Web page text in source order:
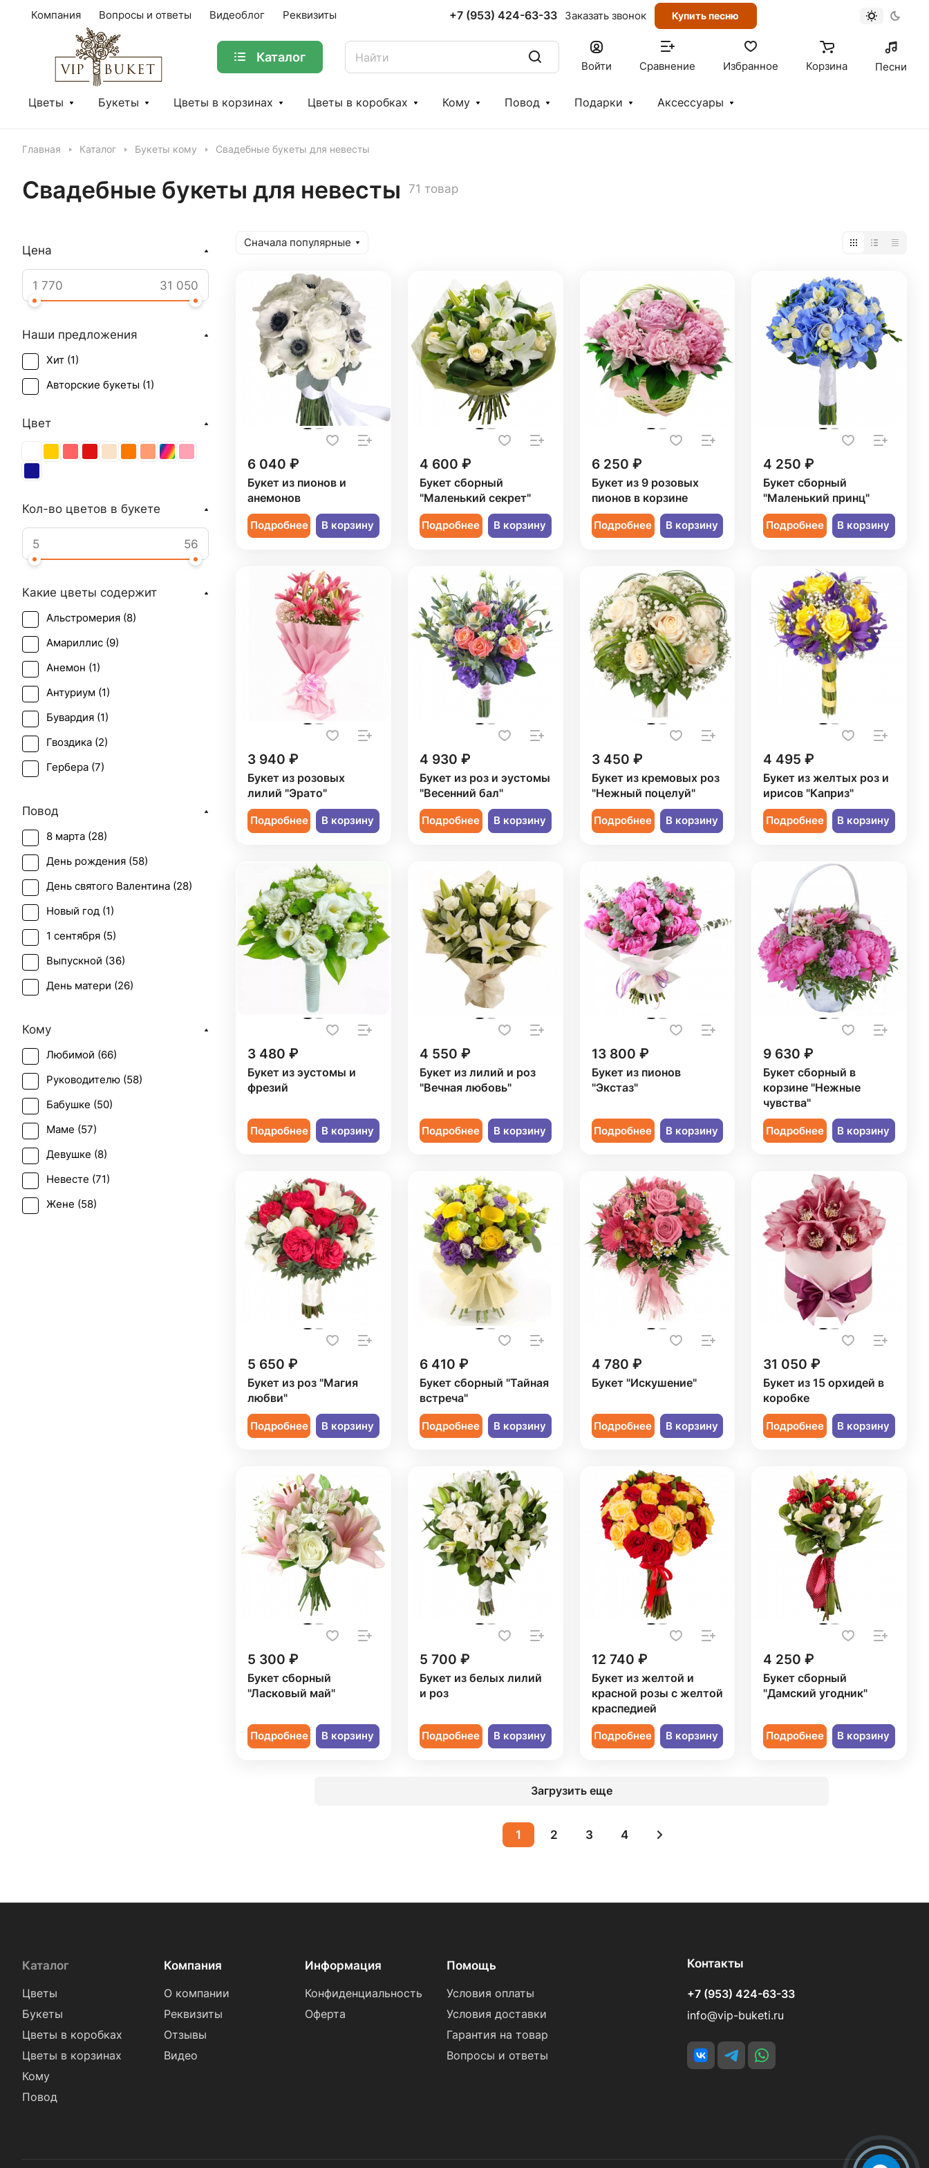
Компания Вопросы и ответы Видеоблог Реквизиты +7 (953) 424-63-33 Заказать звонок Купить песню
Каталог
Войти Сравнение Избранное Корзина Песни
Цветы Букеты Цветы в корзинах Цветы в коробках Кому Повод Подарки Аксессуары
Главная Каталог Букеты кому Свадебные букеты для невесты
Свадебные букеты для невесты 71 товар
Сначала популярные
6 040 ₽
Букет из пионов и
анемонов
Подробнее В корзину
4 600 ₽
Букет сборный
"Маленький секрет"
Подробнее В корзину
6 250 ₽
Букет из 9 розовых
пионов в корзине
Подробнее В корзину
4 250 ₽
Букет сборный
"Маленький принц"
Подробнее В корзину
3 940 ₽
Букет из розовых
лилий "Эрато"
Подробнее В корзину
4 930 ₽
Букет из роз и эустомы
"Весенний бал"
Подробнее В корзину
3 450 ₽
Букет из кремовых роз
"Нежный поцелуй"
Подробнее В корзину
4 495 ₽
Букет из желтых роз и
ирисов "Каприз"
Подробнее В корзину
3 480 ₽
Букет из эустомы и
фрезий
Подробнее В корзину
4 550 ₽
Букет из лилий и роз
"Вечная любовь"
Подробнее В корзину
13 800 ₽
Букет из пионов
"Экстаз"
Подробнее В корзину
9 630 ₽
Букет сборный в
корзине "Нежные
чувства"
Подробнее В корзину
5 650 ₽
Букет из роз "Магия
любви"
Подробнее В корзину
6 410 ₽
Букет сборный "Тайная
встреча"
Подробнее В корзину
4 780 ₽
Букет "Искушение"
Подробнее В корзину
31 050 ₽
Букет из 15 орхидей в
коробке
Подробнее В корзину
5 300 ₽
Букет сборный
"Ласковый май"
Подробнее В корзину
5 700 ₽
Букет из белых лилий
и роз
Подробнее В корзину
12 740 ₽
Букет из желтой и
красной розы с желтой
краспедией
Подробнее В корзину
4 250 ₽
Букет сборный
"Дамский угодник"
Подробнее В корзину
Загрузить еще
1 2 3 4
Цена
Наши предложения
Хит (1)
Авторские букеты (1)
Цвет
Кол-во цветов в букете
Какие цветы содержит
Альстромерия (8)
Амариллис (9)
Анемон (1)
Антуриум (1)
Бувардия (1)
Гвоздика (2)
Гербера (7)
Гипсофила (
Гладиолус (
Гортензия (3)
Ирис (4)
Калла ( 7)
Краспедия (1)
Лилия (10)
Лимониум (1
Повод
8 марта (28)
День рождения (58)
День святого Валентина (28)
Новый год (1)
1 сентября (5)
Выпускной (36)
День матери (26)
Пасха (
Первое свидание (
Последний звонок (
Рождение ребенка (
Рождество (
Свадьба ( 14
Татьянин день (
Юбилей (29
Кому
Любимой (66)
Руководителю (58)
Бабушке (50)
Маме (57)
Девушке (8)
Невесте (71)
Жене (58)
Каталог
Цветы
Букеты
Цветы в коробках
Цветы в корзинах
Кому
Повод
Компания
О компании
Реквизиты
Отзывы
Видео
Информация
Конфиденциальность
Оферта
Помощь
Условия оплаты
Условия доставки
Гарантия на товар
Вопросы и ответы
Контакты
+7 (953) 424-63-33
info@vip-buketi.ru